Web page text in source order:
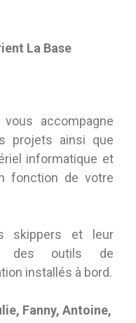
accompagne
projets ainsi que
informatique et
fonction de votre
skippers et leur
des outils de
installés à bord.